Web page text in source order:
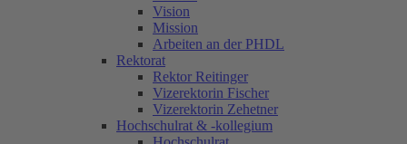
Vision
Mission
Arbeiten an der PHDL
Rektorat
Rektor Reitinger
Vizerektorin Fischer
Vizerektorin Zehetner
Hochschulrat & -kollegium